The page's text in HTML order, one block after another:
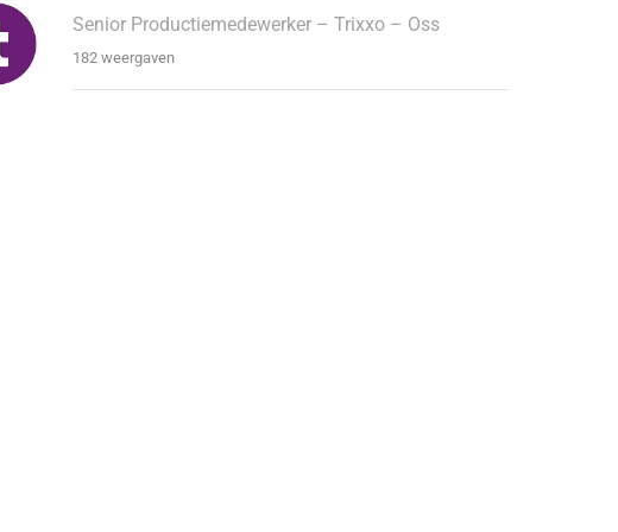
Senior Productiemedewerker – Trixxo – Oss
182 weergaven